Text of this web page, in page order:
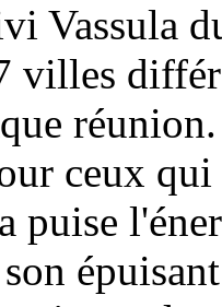
Vassula
villes
ceux
puise